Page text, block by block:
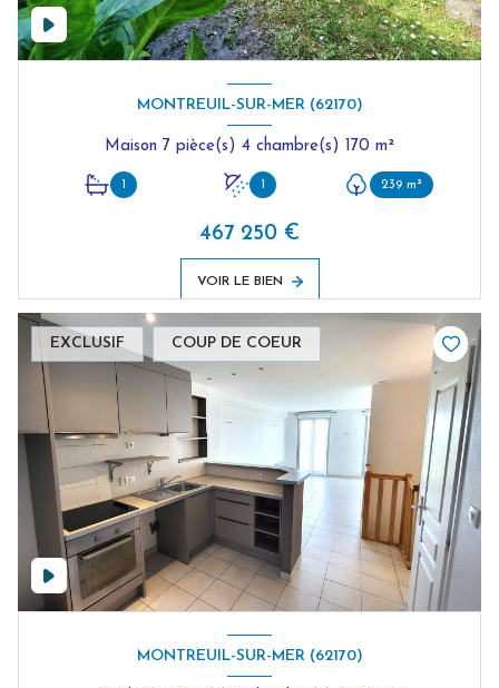
MONTREUIL-SUR-MER (62170)
Maison 7 pièce(s) 4 chambre(s) 170 m²
1 1 239 m²
467 250 €
VOIR LE BIEN
EXCLUSIF COUP DE COEUR
MONTREUIL-SUR-MER (62170)